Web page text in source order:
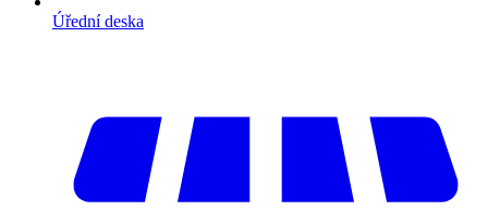
Úřední deska